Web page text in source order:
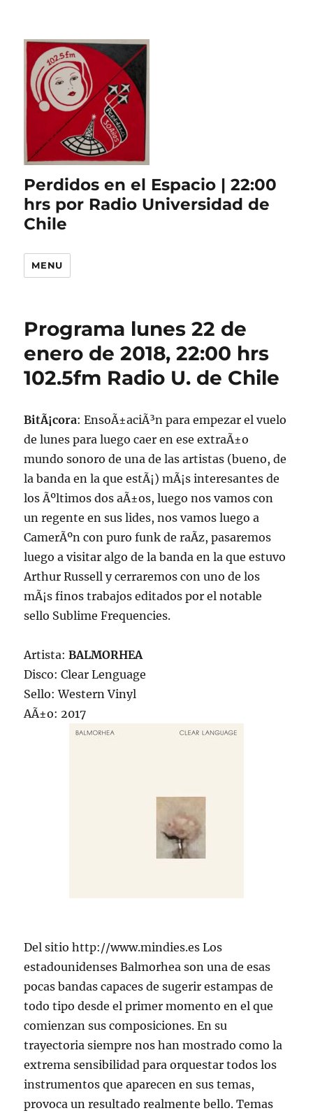
Perdidos en el Espacio | 22:00
hrs por Radio Universidad de
Chile
MENU
Programa lunes 22 de
enero de 2018, 22:00 hrs
102.5fm Radio U. de Chile
BitÃ¡cora: EnsoÃ±aciÃ³n para empezar el vuelo
de lunes para luego caer en ese extraÃ±o
mundo sonoro de una de las artistas (bueno, de
la banda en la que estÃ¡) mÃ¡s interesantes de
los Ãºltimos dos aÃ±os, luego nos vamos con
un regente en sus lides, nos vamos luego a
CamerÃºn con puro funk de raÃ­z, pasaremos
luego a visitar algo de la banda en la que estuvo
Arthur Russell y cerraremos con uno de los
mÃ¡s finos trabajos editados por el notable
sello Sublime Frequencies.
Artista:BALMORHEA
Disco: Clear Lenguage
Sello: Western Vinyl
AÃ±o: 2017
Del sitio http://www.mindies.es Los
estadounidenses Balmorhea son una de esas
pocas bandas capaces de sugerir estampas de
todo tipo desde el primer momento en el que
comienzan sus composiciones. En su
trayectoria siempre nos han mostrado como la
extrema sensibilidad para orquestar todos los
instrumentos que aparecen en sus temas,
provoca un resultado realmente bello. Temas